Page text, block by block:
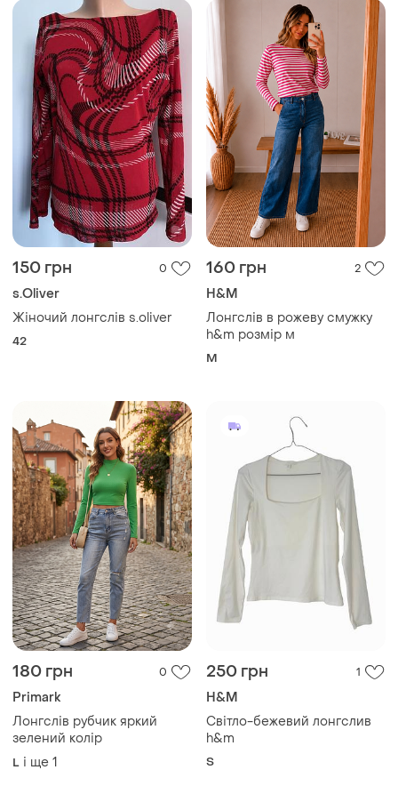
150 грн 0
s.Oliver
Жіночий лонгслів s.oliver
42
160 грн 2
H&M
Лонгслів в рожеву смужку
h&m розмір м
M
180 грн 0
Primark
Лонгслів рубчик яркий
зелений колір
L і ще 1
250 грн 1
H&M
Світло-бежевий лонгслив
h&m
S